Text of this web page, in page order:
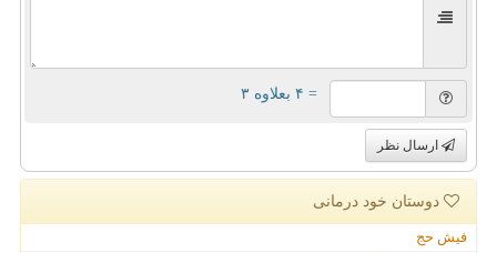
= ۴ بعلاوه ۳
ارسال نظر
دوستان خود درمانی
فیش حج